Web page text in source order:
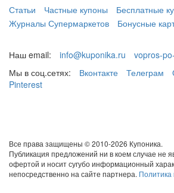
Статьи
Частные купоны
Бесплатные
Журналы Супермаркетов
Бонусные
Наш email: info@kuponika.ru
vopros-
Мы в соц.сетях:
Вконтакте Телеграм
Pinterest
Все права защищены © 2010-2026 Купоника.
Публикация предложений ни в коем случае не
офертой и носит сугубо информационный
непосредственно на сайте партнера.